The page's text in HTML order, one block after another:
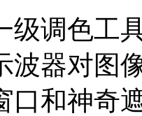
级调色工
波器对图
口和神奇